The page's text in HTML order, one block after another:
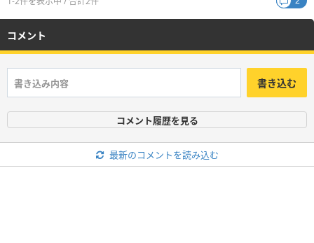
コメント
書き込む
コメント履歴を見る
最新のコメントを読み込む